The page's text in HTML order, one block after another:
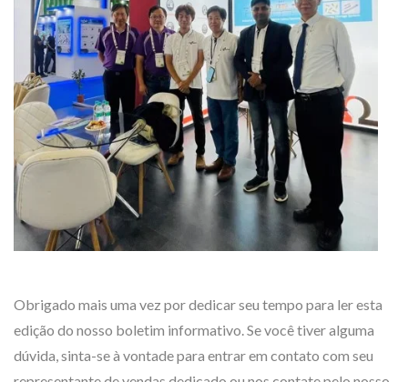
Obrigado mais uma vez por dedicar seu tempo para ler esta
edição do nosso boletim informativo. Se você tiver alguma
dúvida, sinta-se à vontade para entrar em contato com seu